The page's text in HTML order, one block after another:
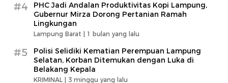
#4
PHC Jadi Andalan Produktivitas Kopi Lampung,
Gubernur Mirza Dorong Pertanian Ramah
Lingkungan
Lampung Barat | 1 bulan yang lalu
#5
Polisi Selidiki Kematian Perempuan Lampung
Selatan, Korban Ditemukan dengan Luka di
Belakang Kepala
KRIMINAL | 3 minggu yang lalu